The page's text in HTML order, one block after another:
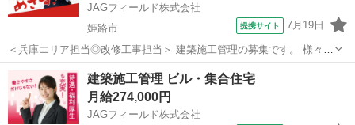
JAGフィールド株式会社
姫路市
提携サイト 7月19日
＜兵庫エリア担当◎改修工事担当＞ 建築施工管理の募集です。 様々な
改修工事をお任せします。 ＜担当一例＞ 複合商業施設 医療施設
オフィスビル 公共施設 など ＜業務内容＞ 打合せ対応・要望
確認 現場管...
姫路市 大工
建築施工管理 ビル・集合住宅
月給274,000円
JAGフィールド株式会社